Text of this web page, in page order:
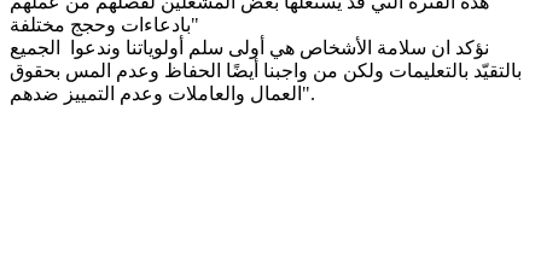
بادعاءات وحجج مختلفة"
نؤكد ان سلامة الأشخاص هي أولى سلم أولوياتنا وندعوا الجميع
بالتقيّد بالتعليمات ولكن من واجبنا أيضًا الحفاظ وعدم المس بحقوق
العمال والعاملات وعدم التمييز ضدهم".